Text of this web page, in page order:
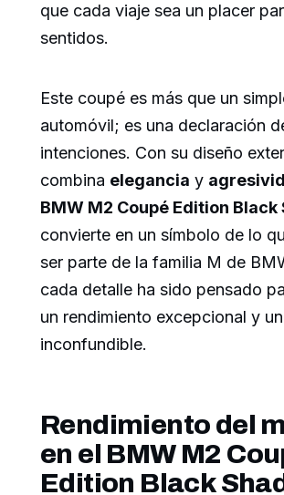
que cada viaje sea un placer
sentidos.
Este coupé es más que un
automóvil; es una declaración
intenciones. Con su diseño
combina elegancia y
BMW M2 Coupé Edition Black
convierte en un símbolo de lo
ser parte de la familia M de
cada detalle ha sido pensado
un rendimiento excepcional y
inconfundible.
Rendimiento del
en el BMW M2
Edition Black